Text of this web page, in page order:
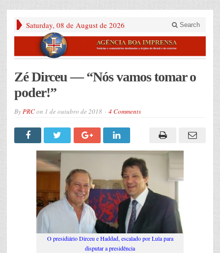
Saturday, 08 de August de 2026 Search
Zé Dirceu — “Nós vamos tomar o
poder!”
ByPRCon 1 de outubro de 2018 4 Comments
O presidiário Dirceu e Haddad, escalado por Lula para
disputar a presidência